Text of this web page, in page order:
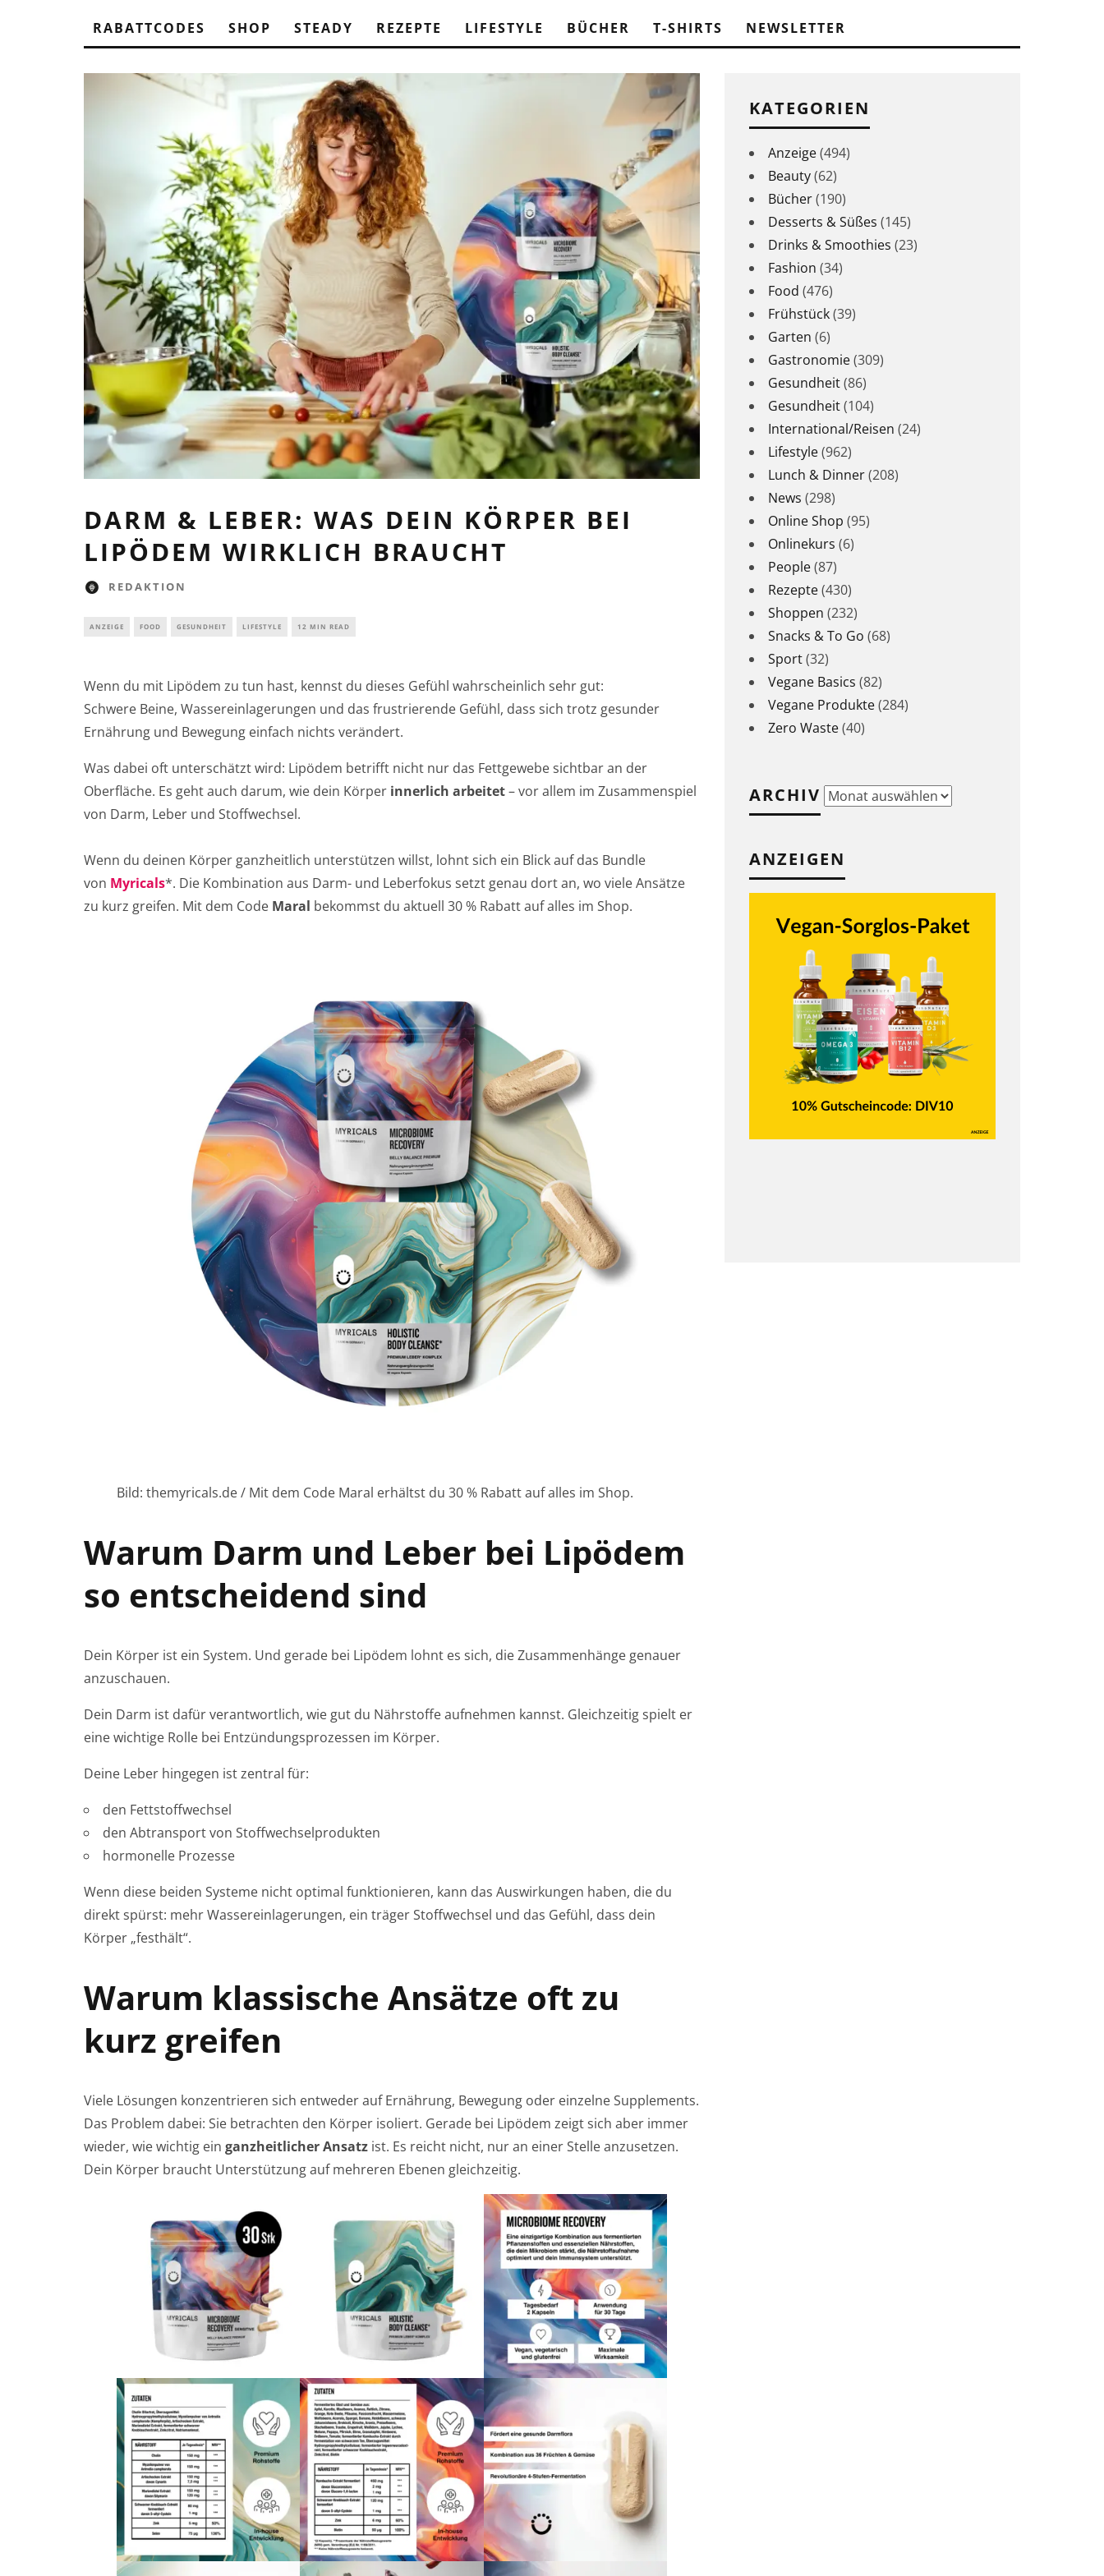
RABATTCODES SHOP STEADY REZEPTE LIFESTYLE BÜCHER T-SHIRTS NEWSLETTER
DARM & LEBER: WAS DEIN KÖRPER BEI
LIPÖDEM WIRKLICH BRAUCHT
REDAKTION
ANZEIGE FOOD GESUNDHEIT LIFESTYLE 12 MIN READ
Wenn du mit Lipödem zu tun hast, kennst du dieses Gefühl wahrscheinlich sehr gut:
Schwere Beine, Wassereinlagerungen und das frustrierende Gefühl, dass sich trotz gesunder
Ernährung und Bewegung einfach nichts verändert.
Was dabei oft unterschätzt wird: Lipödem betrifft nicht nur das Fettgewebe sichtbar an der
Oberfläche. Es geht auch darum, wie dein Körper innerlich arbeitet– vor allem im Zusammenspiel
von Darm, Leber und Stoffwechsel.
Wenn du deinen Körper ganzheitlich unterstützen willst, lohnt sich ein Blick auf das Bundle
von Myricals*. Die Kombination aus Darm- und Leberfokus setzt genau dort an, wo viele Ansätze
zu kurz greifen. Mit dem Code Maral bekommst du aktuell 30 % Rabatt auf alles im Shop.
Bild: themyricals.de / Mit dem Code Maral erhältst du 30 % Rabatt auf alles im Shop.
Warum Darm und Leber bei Lipödem
so entscheidend sind
Dein Körper ist ein System. Und gerade bei Lipödem lohnt es sich, die Zusammenhänge genauer
anzuschauen.
Dein Darm ist dafür verantwortlich, wie gut du Nährstoffe aufnehmen kannst. Gleichzeitig spielt er
eine wichtige Rolle bei Entzündungsprozessen im Körper.
Deine Leber hingegen ist zentral für:
den Fettstoffwechsel
den Abtransport von Stoffwechselprodukten
hormonelle Prozesse
Wenn diese beiden Systeme nicht optimal funktionieren, kann das Auswirkungen haben, die du
direkt spürst: mehr Wassereinlagerungen, ein träger Stoffwechsel und das Gefühl, dass dein
Körper „festhält“.
Warum klassische Ansätze oft zu
kurz greifen
Viele Lösungen konzentrieren sich entweder auf Ernährung, Bewegung oder einzelne Supplements.
Das Problem dabei: Sie betrachten den Körper isoliert. Gerade bei Lipödem zeigt sich aber immer
wieder, wie wichtig ein ganzheitlicher Ansatz ist. Es reicht nicht, nur an einer Stelle anzusetzen.
Dein Körper braucht Unterstützung auf mehreren Ebenen gleichzeitig.
KATEGORIEN
Anzeige(494)
Beauty(62)
Bücher(190)
Desserts & Süßes (145)
Drinks & Smoothies (23)
Fashion (34)
Food (476)
Frühstück(39)
Garten (6)
Gastronomie(309)
Gesundheit(86)
Gesundheit(104)
International/Reisen (24)
Lifestyle(962)
Lunch & Dinner(208)
News (298)
Online Shop (95)
Onlinekurs (6)
People(87)
Rezepte(430)
Shoppen (232)
Snacks & To Go (68)
Sport(32)
Vegane Basics (82)
Vegane Produkte(284)
Zero Waste(40)
ARCHIV Archiv
ANZEIGEN